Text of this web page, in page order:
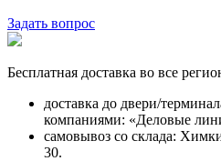
Задать вопрос
Бесплатная доставка во все
доставка до двери/
компаниями: «Деловые
самовывоз со склада:
30.